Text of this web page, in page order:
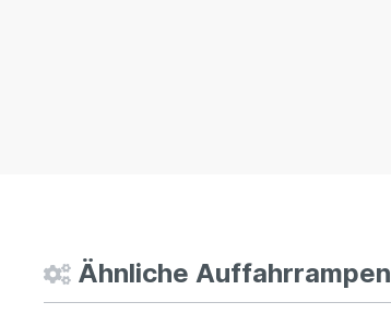
Ähnliche Auffahrrampen